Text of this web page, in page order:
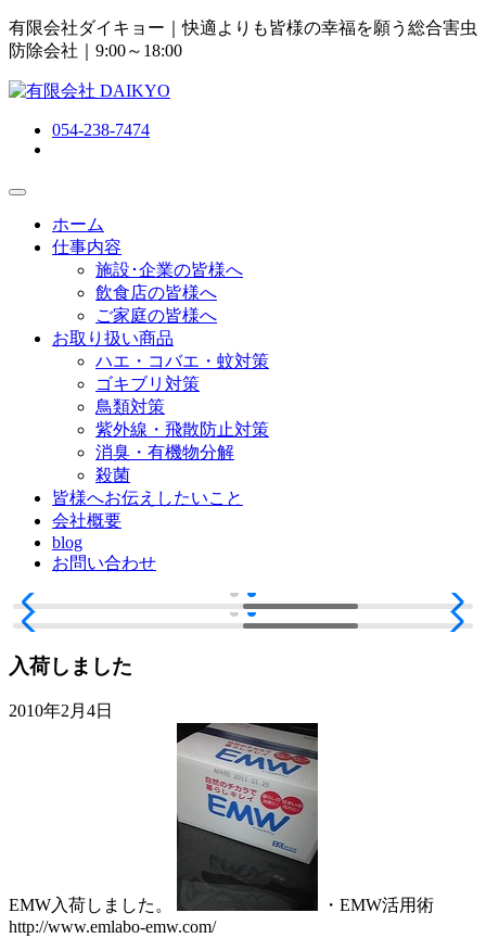
有限会社ダイキョー｜快適よりも皆様の幸福を願う総合害虫
防除会社 ｜9:00～18:00
054-238-7474
ホーム
仕事内容
施設･企業の皆様へ
飲食店の皆様へ
ご家庭の皆様へ
お取り扱い商品
ハエ・コバエ・蚊対策
ゴキブリ対策
鳥類対策
紫外線・飛散防止対策
消臭・有機物分解
殺菌
皆様へお伝えしたいこと
会社概要
blog
お問い合わせ
入荷しました
2010年2月4日
EMW入荷しました。
・EMW活用術
http://www.emlabo-emw.com/